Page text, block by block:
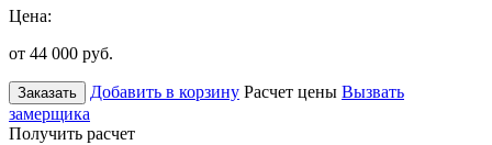
Цена:
от 44 000 руб.
Заказать Добавить в корзину Расчет цены Вызвать
замерщика
Получить расчет